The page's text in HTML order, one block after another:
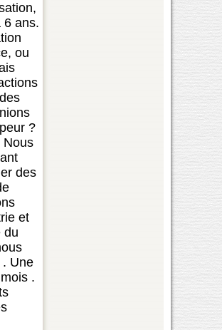
6 ans.
ou
?
Nous
des
et
du
Une
.